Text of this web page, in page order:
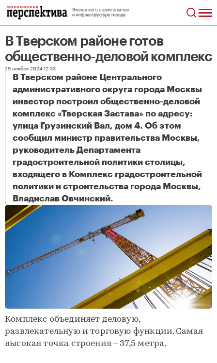
В Тверском районе готов
общественно-деловой комплекс
29 ноября 2024 12:33
В Тверском районе Центрального
административного округа города Москвы
инвестор построил общественно-деловой
комплекс «Тверская Застава» по адресу:
улица Грузинский Вал, дом 4. Об этом
сообщил министр правительства Москвы,
руководитель Департамента
градостроительной политики столицы,
входящего в Комплекс градостроительной
политики и строительства города Москвы,
Владислав Овчинский.
Комплекс объединяет деловую,
развлекательную и торговую функции. Самая
высокая точка строения – 37,5 метра.